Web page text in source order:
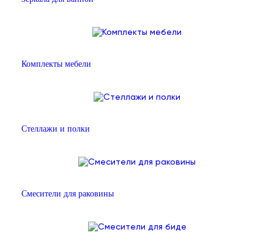
Комплекты мебели
Стеллажи и полки
Смесители для раковины